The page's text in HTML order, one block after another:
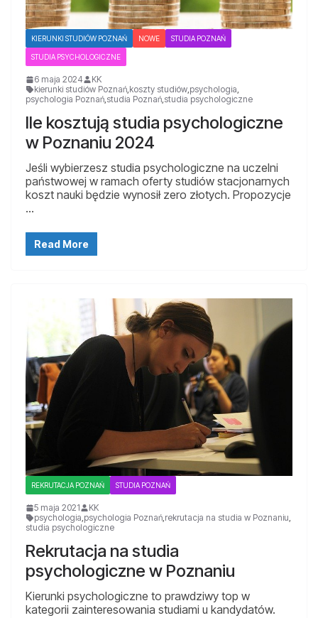
KIERUNKI STUDIÓW POZNAŃ NOWE STUDIA POZNAŃ
STUDIA PSYCHOLOGICZNE
6 maja 2024
KK
kierunki studiów Poznań koszty studiów psychologia
psychologia Poznań studia Poznań studia psychologiczne
Ile kosztują studia psychologiczne
w Poznaniu 2024
Jeśli wybierzesz studia psychologiczne na uczelni
państwowej w ramach oferty studiów stacjonarnych
koszt nauki będzie wynosił zero złotych. Propozycje
…
Read More
REKRUTACJA POZNAŃ STUDIA POZNAŃ
5 maja 2021
KK
psychologia,psychologia Poznań,rekrutacja na studia w Poznaniu,
studia psychologiczne
Rekrutacja na studia
psychologiczne w Poznaniu
Kierunki psychologiczne to prawdziwy top w
kategorii zainteresowania studiami u kandydatów.